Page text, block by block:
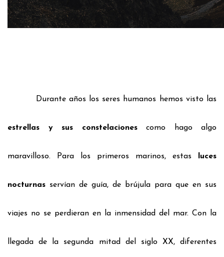
Durante años los seres humanos hemos visto las
estrellas y sus constelacionescomo hago algo
maravilloso. Para los primeros marinos, estas luces
nocturnas servían de guía, de brújula para que en sus
viajes no se perdieran en la inmensidad del mar. Con la
llegada de la segunda mitad del siglo XX, diferentes